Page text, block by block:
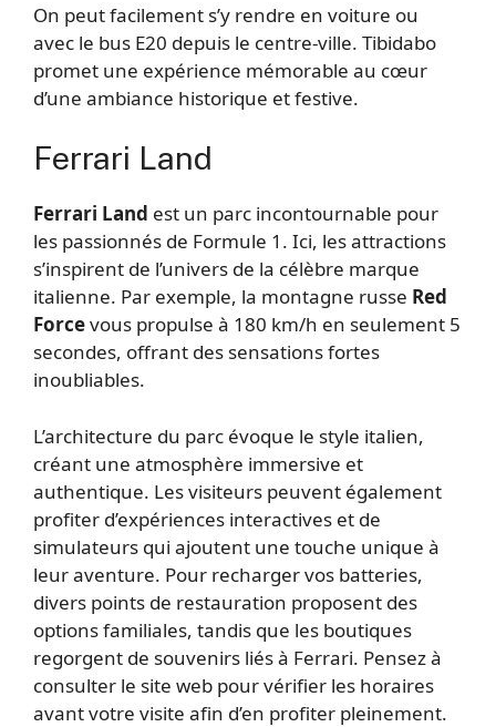
On peut facilement s’y rendre en voiture ou
avec le bus E20 depuis le centre-ville. Tibidabo
promet une expérience mémorable au cœur
d’une ambiance historique et festive.
Ferrari Land
Ferrari Land est un parc incontournable pour
les passionnés de Formule 1. Ici, les attractions
s’inspirent de l’univers de la célèbre marque
italienne. Par exemple, la montagne russe Red
Forcevous propulse à 180 km/h en seulement 5
secondes, offrant des sensations fortes
inoubliables.
L’architecture du parc évoque le style italien,
créant une atmosphère immersive et
authentique. Les visiteurs peuvent également
profiter d’expériences interactives et de
simulateurs qui ajoutent une touche unique à
leur aventure. Pour recharger vos batteries,
divers points de restauration proposent des
options familiales, tandis que les boutiques
regorgent de souvenirs liés à Ferrari. Pensez à
consulter le site web pour vérifier les horaires
avant votre visite afin d’en profiter pleinement.